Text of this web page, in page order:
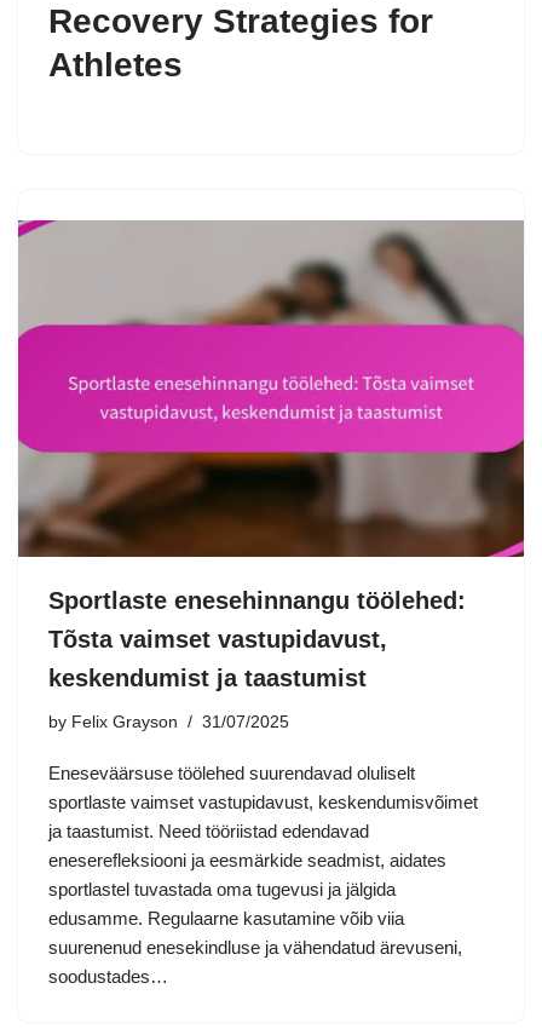
Recovery Strategies for
Athletes
Sportlaste enesehinnangu töölehed:
Tõsta vaimset vastupidavust,
keskendumist ja taastumist
by Felix Grayson 31/07/2025
Eneseväärsuse töölehed suurendavad oluliselt
sportlaste vaimset vastupidavust, keskendumisvõimet
ja taastumist. Need tööriistad edendavad
eneserefleksiooni ja eesmärkide seadmist, aidates
sportlastel tuvastada oma tugevusi ja jälgida
edusamme. Regulaarne kasutamine võib viia
suurenenud enesekindluse ja vähendatud ärevuseni,
soodustades…